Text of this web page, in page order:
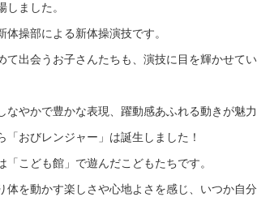
ました。
体操部による新体操演技です。
出会うお子さんたちも、演技に目を輝かせてい
なやかで豊かな表現、躍動感あふれる動きが魅力
おびレンジャー」は誕生しました！
こども館」で遊んだこどもたちです。
を動かす楽しさや心地よさを感じ、いつか自